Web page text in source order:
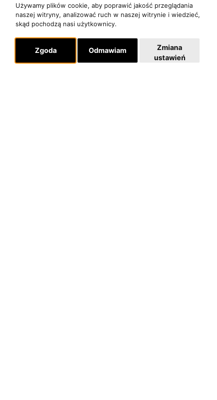
Używamy plików cookie, aby poprawić jakość przeglądania
naszej witryny, analizować ruch w naszej witrynie i wiedzieć,
skąd pochodzą nasi użytkownicy.
Zgoda Odmawiam
Zmiana
ustawień
O zespole
MUZYKA I NUTY
NAGRODY